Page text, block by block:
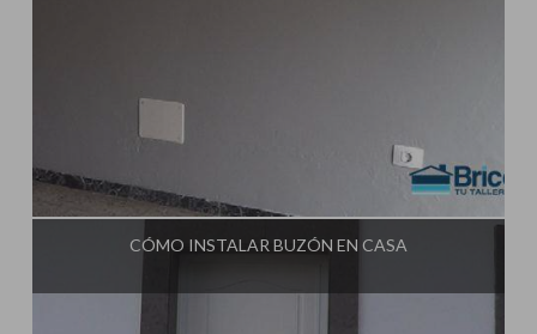
Influencer:
CÓMO INSTALAR BUZÓN EN CASA